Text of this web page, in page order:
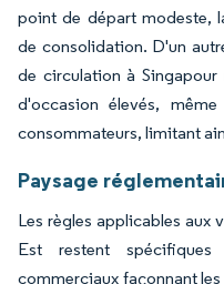
point de départ modeste,
de consolidation. D'un
de circulation à
d'occasion élevés,
consommateurs, limitant
Paysage
Les règles applicables aux
Est restent
commerciaux façonnant